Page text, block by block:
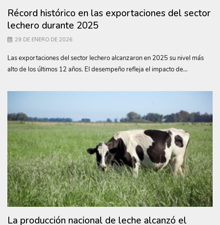
Récord histórico en las exportaciones del sector
lechero durante 2025
29 DE ENERO DE 2026
Las exportaciones del sector lechero alcanzaron en 2025 su nivel más
alto de los últimos 12 años. El desempeño refleja el impacto de...
La producción nacional de leche alcanzó el